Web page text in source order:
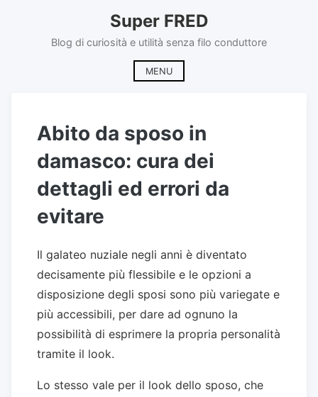
Super FRED
Blog di curiosità e utilità senza filo conduttore
MENU
Abito da sposo in
damasco: cura dei
dettagli ed errori da
evitare
Il galateo nuziale negli anni è diventato
decisamente più flessibile e le opzioni a
disposizione degli sposi sono più variegate e
più accessibili, per dare ad ognuno la
possibilità di esprimere la propria personalità
tramite il look.
Lo stesso vale per il look dello sposo, che